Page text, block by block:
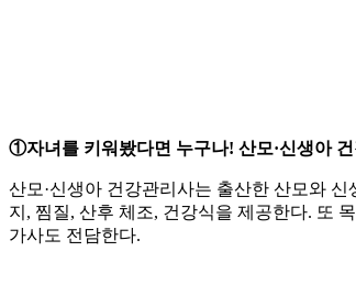
①자녀를 키워봤다면 누구나! 산모·신생아
산모·신생아 건강관리사는 출산한 산모와
지, 찜질, 산후 체조, 건강식을 제공한다. 또
가사도 전담한다.